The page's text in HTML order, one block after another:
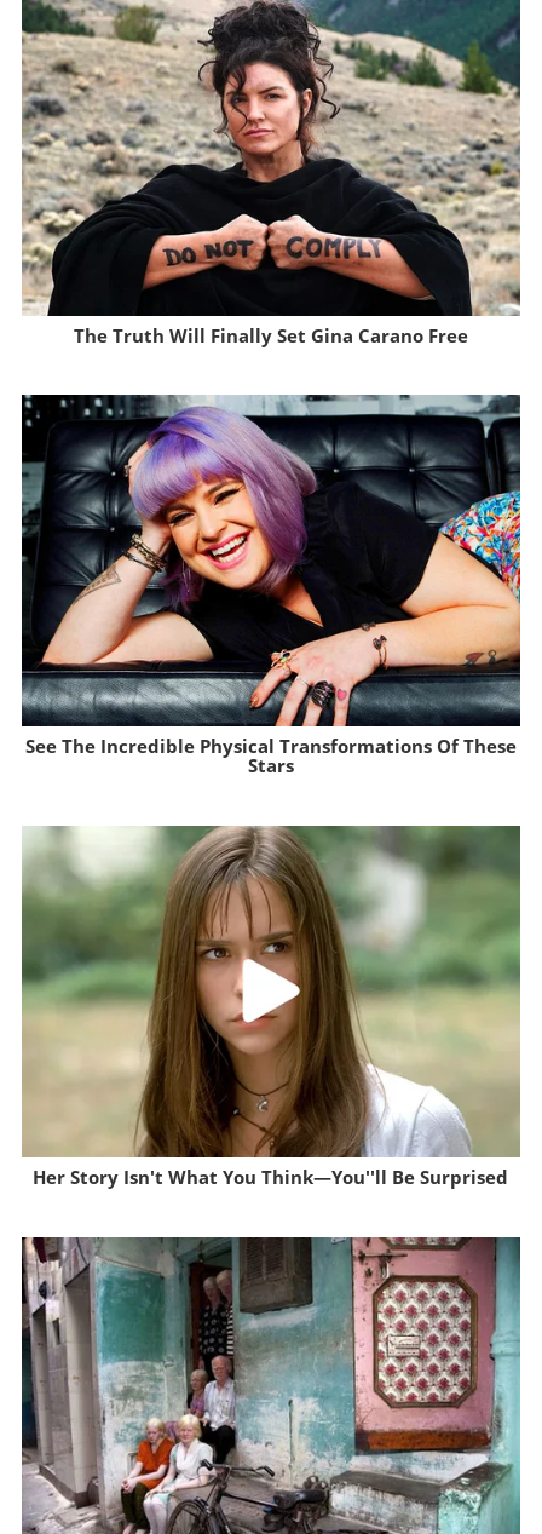
The Truth Will Finally Set Gina Carano Free
See The Incredible Physical Transformations Of These
Stars
Her Story Isn't What You Think—You''ll Be Surprised